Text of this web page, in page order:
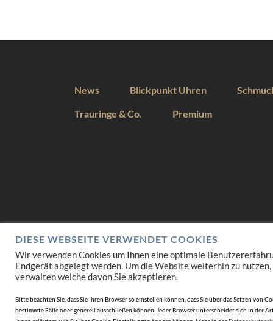
News Blickpunkt Uhren
Trauringe & Co. Premium
DIESE WEBSEITE VERWENDET COOKIES
Wir verwenden Cookies um Ihnen eine optimale
Endgerät abgelegt werden. Um die Website weiterhin zu
verwalten welche davon Sie akzeptieren.
Bitte beachten Sie, dass Sie Ihren Browser so einstellen können, dass Sie über das Setzen
bestimmte Fälle oder generell ausschließen können. Jeder Browser unterscheidet sich in der